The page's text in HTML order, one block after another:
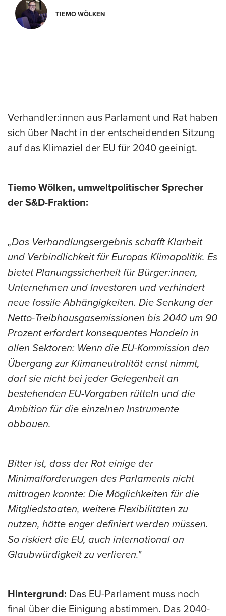
TIEMO WÖLKEN
Verhandler:innen aus Parlament und Rat haben
sich über Nacht in der entscheidenden Sitzung
auf das Klimaziel der EU für 2040 geeinigt.
Tiemo Wölken, umweltpolitischer Sprecher
der S&D-Fraktion:
„Das Verhandlungsergebnis schafft Klarheit
und Verbindlichkeit für Europas Klimapolitik. Es
bietet Planungssicherheit für Bürger:innen,
Unternehmen und Investoren und verhindert
neue fossile Abhängigkeiten. Die Senkung der
Netto-Treibhausgasemissionen bis 2040 um 90
Prozent erfordert konsequentes Handeln in
allen Sektoren: Wenn die EU-Kommission den
Übergang zur Klimaneutralität ernst nimmt,
darf sie nicht bei jeder Gelegenheit an
bestehenden EU-Vorgaben rütteln und die
Ambition für die einzelnen Instrumente
abbauen.
Bitter ist, dass der Rat einige der
Minimalforderungen des Parlaments nicht
mittragen konnte: Die Möglichkeiten für die
Mitgliedstaaten, weitere Flexibilitäten zu
nutzen, hätte enger definiert werden müssen.
So riskiert die EU, auch international an
Glaubwürdigkeit zu verlieren."
Hintergrund: Das EU-Parlament muss noch
final über die Einigung abstimmen. Das 2040-